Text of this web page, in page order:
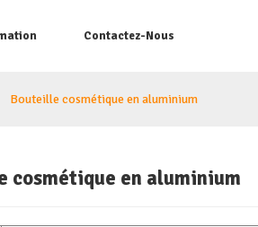
Contactez-Nous
Bouteille cosmétique en aluminium
Loading...
Loading...
cosmétique en aluminium